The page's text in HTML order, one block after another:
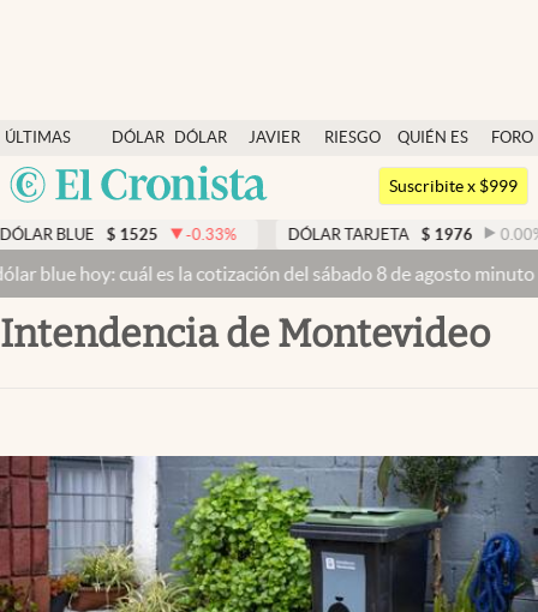
ÚLTIMAS
NOTICIAS
DÓLAR
DÓLAR
BLUE
JAVIER
RIESGO
QUIÉN ES
QUIÉN
FORO
Argentina
México
Colombia
Dólar
Members
Economía y Política
Finanzas y Mercados
Mercados Online
Otras secciones
Infotechnology
Clase
Suscribite x $999
$ 1525 -0.33% DÓLAR TARJETA $ 1976 0.00%
cuál es la cotización del sábado 8 de agosto minuto a
Intendencia de Montevideo